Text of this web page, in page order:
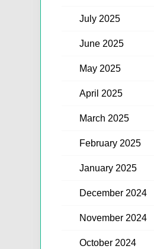
July 2025
June 2025
May 2025
April 2025
March 2025
February 2025
January 2025
December 2024
November 2024
October 2024